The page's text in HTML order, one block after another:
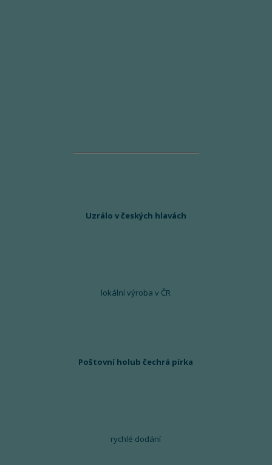
Uzrálo v českých hlavách
lokální výroba v ČR
Poštovní holub čechrá pírka
rychlé dodání